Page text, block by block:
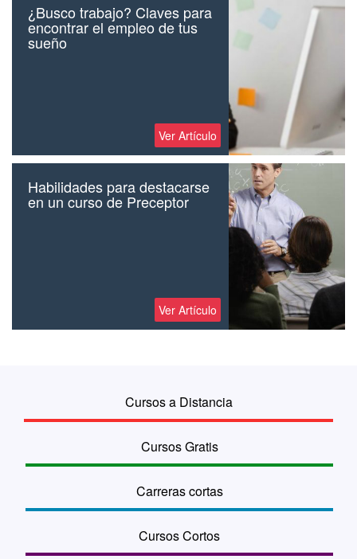
¿Busco trabajo? Claves para
encontrar el empleo de tus
sueño
Ver Artículo
Habilidades para destacarse
en un curso de Preceptor
Ver Artículo
Cursos a Distancia
Cursos Gratis
Carreras cortas
Cursos Cortos